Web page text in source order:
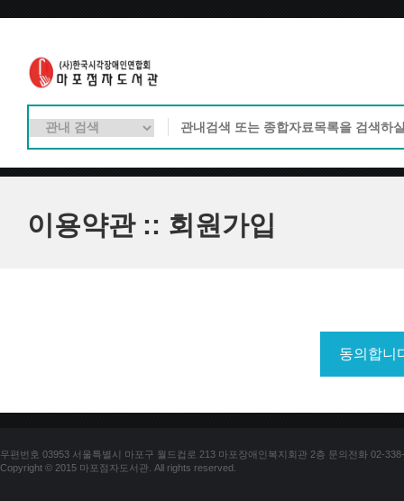
이용약관 :: 회원가입
우편번호 03953 서울특별시 마포구 월드컵로 213 마포장애인복지회관 2층 문의전화 02-
Copyright © 2015 마포점자도서관. All rights reserved.